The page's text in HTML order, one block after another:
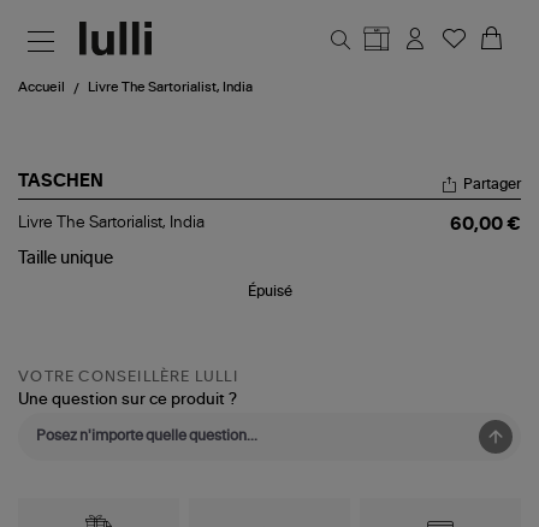
Accueil Livre The Sartorialist, India
TASCHEN
Livre
Sartorialist,
Partager
Livre The Sartorialist, India
60,00 €
Taille unique
Épuisé
VOTRE CONSEILLÈRE LULLI
Une question sur ce produit ?